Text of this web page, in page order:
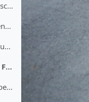
Tutorial: Die Übersicht "Eingeschriebene Nutzer" und verschiedene Einschreibemethoden
Tutorial: Nutzung der Gruppenfunktion; Mitteilungsgruppen erstellen
Tutorial: Kurs übersichtlicher und optisch ansprechender machen
Moodle-Tutorials für etwas Fortgeschrittenere (Preview für den pädagogischen Tag)
Die Tutorials In diesem Kurs befinden sich insg... (Kopie)